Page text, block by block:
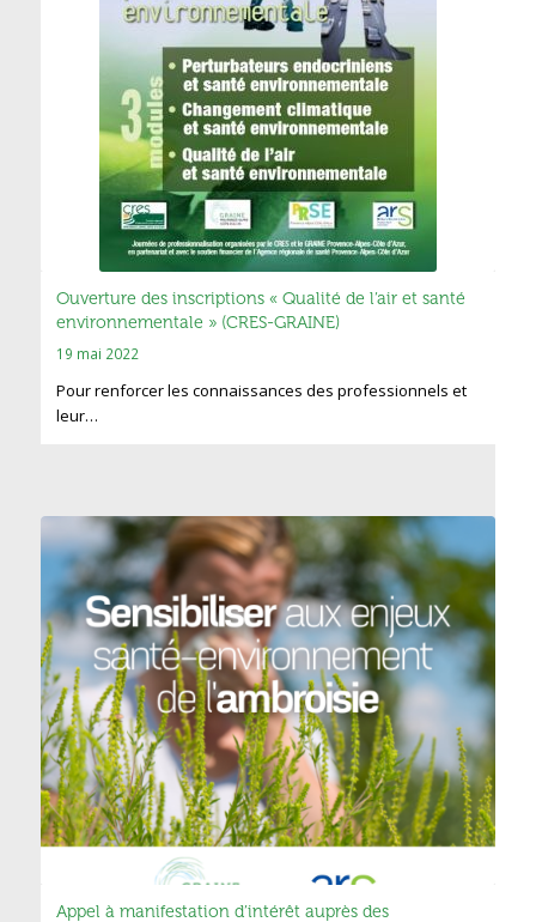
Ouverture des inscriptions « Qualité de l’air et santé
environnementale » (CRES-GRAINE)
19 mai 2022
Pour renforcer les connaissances des professionnels et
leur…
Appel à manifestation d’intérêt auprès des